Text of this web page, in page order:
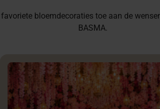
bloemdecoraties toe aan de
BASMA.